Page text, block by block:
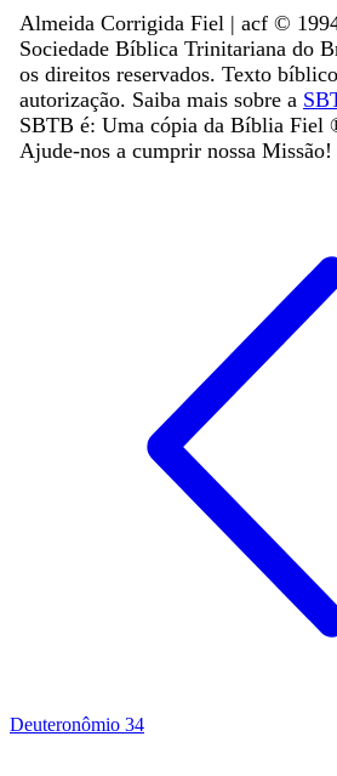
Almeida Corrigida Fiel | acf ©️
Sociedade Bíblica Trinitariana do
os direitos reservados. Texto
autorização. Saiba mais sobre a
SBTB é: Uma cópia da Bíblia Fiel
Ajude-nos a cumprir nossa Missão!
Deuteronômio 34